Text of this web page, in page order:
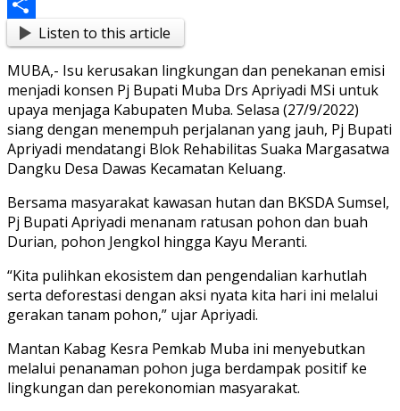
Messenger
ShareListen to this article
MUBA,- Isu kerusakan lingkungan dan penekanan emisi
menjadi konsen Pj Bupati Muba Drs Apriyadi MSi untuk
upaya menjaga Kabupaten Muba. Selasa (27/9/2022)
siang dengan menempuh perjalanan yang jauh, Pj Bupati
Apriyadi mendatangi Blok Rehabilitas Suaka Margasatwa
Dangku Desa Dawas Kecamatan Keluang.
Bersama masyarakat kawasan hutan dan BKSDA Sumsel,
Pj Bupati Apriyadi menanam ratusan pohon dan buah
Durian, pohon Jengkol hingga Kayu Meranti.
“Kita pulihkan ekosistem dan pengendalian karhutlah
serta deforestasi dengan aksi nyata kita hari ini melalui
gerakan tanam pohon,” ujar Apriyadi.
Mantan Kabag Kesra Pemkab Muba ini menyebutkan
melalui penanaman pohon juga berdampak positif ke
lingkungan dan perekonomian masyarakat.